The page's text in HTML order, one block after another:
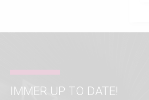
IMMER UP TO DATE!